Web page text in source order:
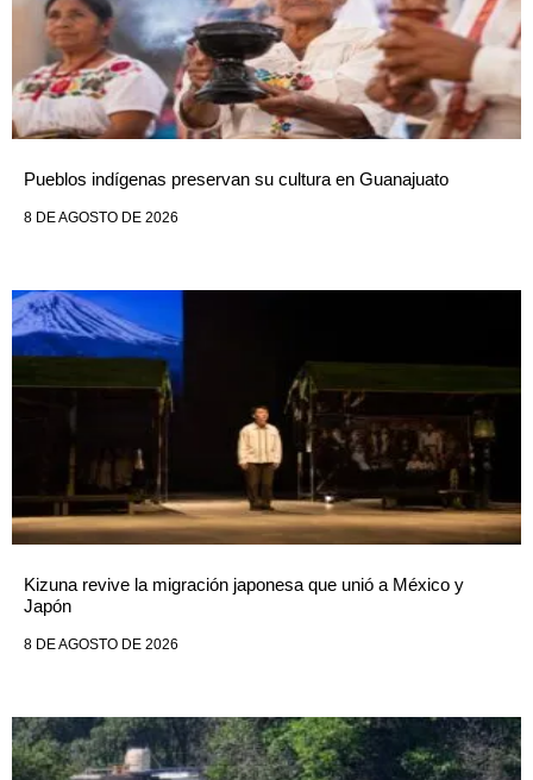
Pueblos indígenas preservan su cultura en Guanajuato
8 DE AGOSTO DE 2026
Kizuna revive la migración japonesa que unió a México y
Japón
8 DE AGOSTO DE 2026